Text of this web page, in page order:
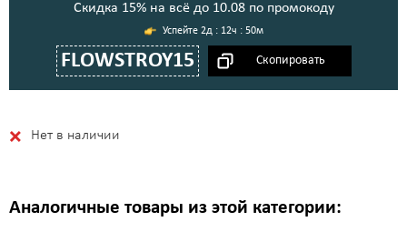
Cкидка 15% на всё до 10.08 по промокоду
FLOWSTROY15
2д : 12ч : 50м
Нет в наличии
Аналогичные товары из этой категории: